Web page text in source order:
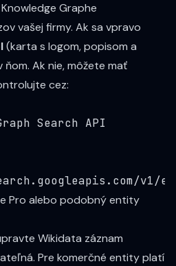
Graphe
vašej firmy. Ak sa vpravo
(karta s logom, popisom a
Ak nie, môžete mať
cez:
Search API
v1/
Pro alebo podobný entity
Wikidata záznam
Pre komerčné entity platí